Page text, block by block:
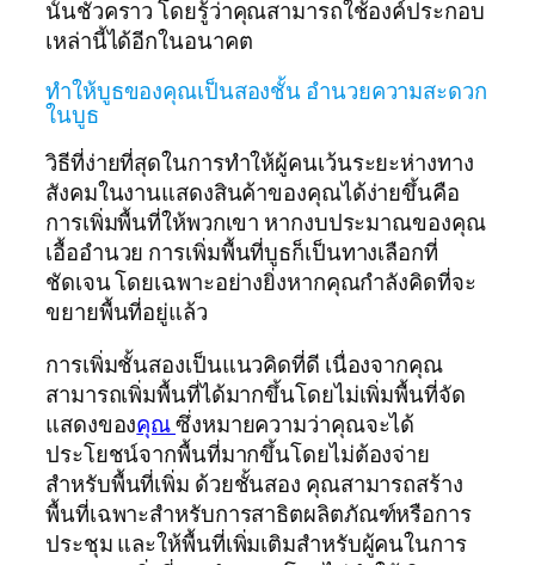
นั้นชั่วคราว โดยรู้ว่าคุณสามารถใช้องค์ประกอบ
เหล่านี้ได้อีกในอนาคต
ทำให้บูธของคุณเป็นสองชั้น อำนวยความสะดวก
ในบูธ
วิธีที่ง่ายที่สุดในการทำให้ผู้คนเว้นระยะห่างทาง
สังคมในงานแสดงสินค้าของคุณได้ง่ายขึ้นคือ
การเพิ่มพื้นที่ให้พวกเขา หากงบประมาณของคุณ
เอื้ออำนวย การเพิ่มพื้นที่บูธก็เป็นทางเลือกที่
ชัดเจน โดยเฉพาะอย่างยิ่งหากคุณกำลังคิดที่จะ
ขยายพื้นที่อยู่แล้ว
การเพิ่มชั้นสองเป็นแนวคิดที่ดี เนื่องจากคุณ
สามารถเพิ่มพื้นที่ได้มากขึ้นโดยไม่เพิ่มพื้นที่จัด
แสดงของคุณซึ่งหมายความว่าคุณจะได้
ประโยชน์จากพื้นที่มากขึ้นโดยไม่ต้องจ่าย
สำหรับพื้นที่เพิ่ม ด้วยชั้นสอง คุณสามารถสร้าง
พื้นที่เฉพาะสำหรับการสาธิตผลิตภัณฑ์หรือการ
ประชุม และให้พื้นที่เพิ่มเติมสำหรับผู้คนในการ